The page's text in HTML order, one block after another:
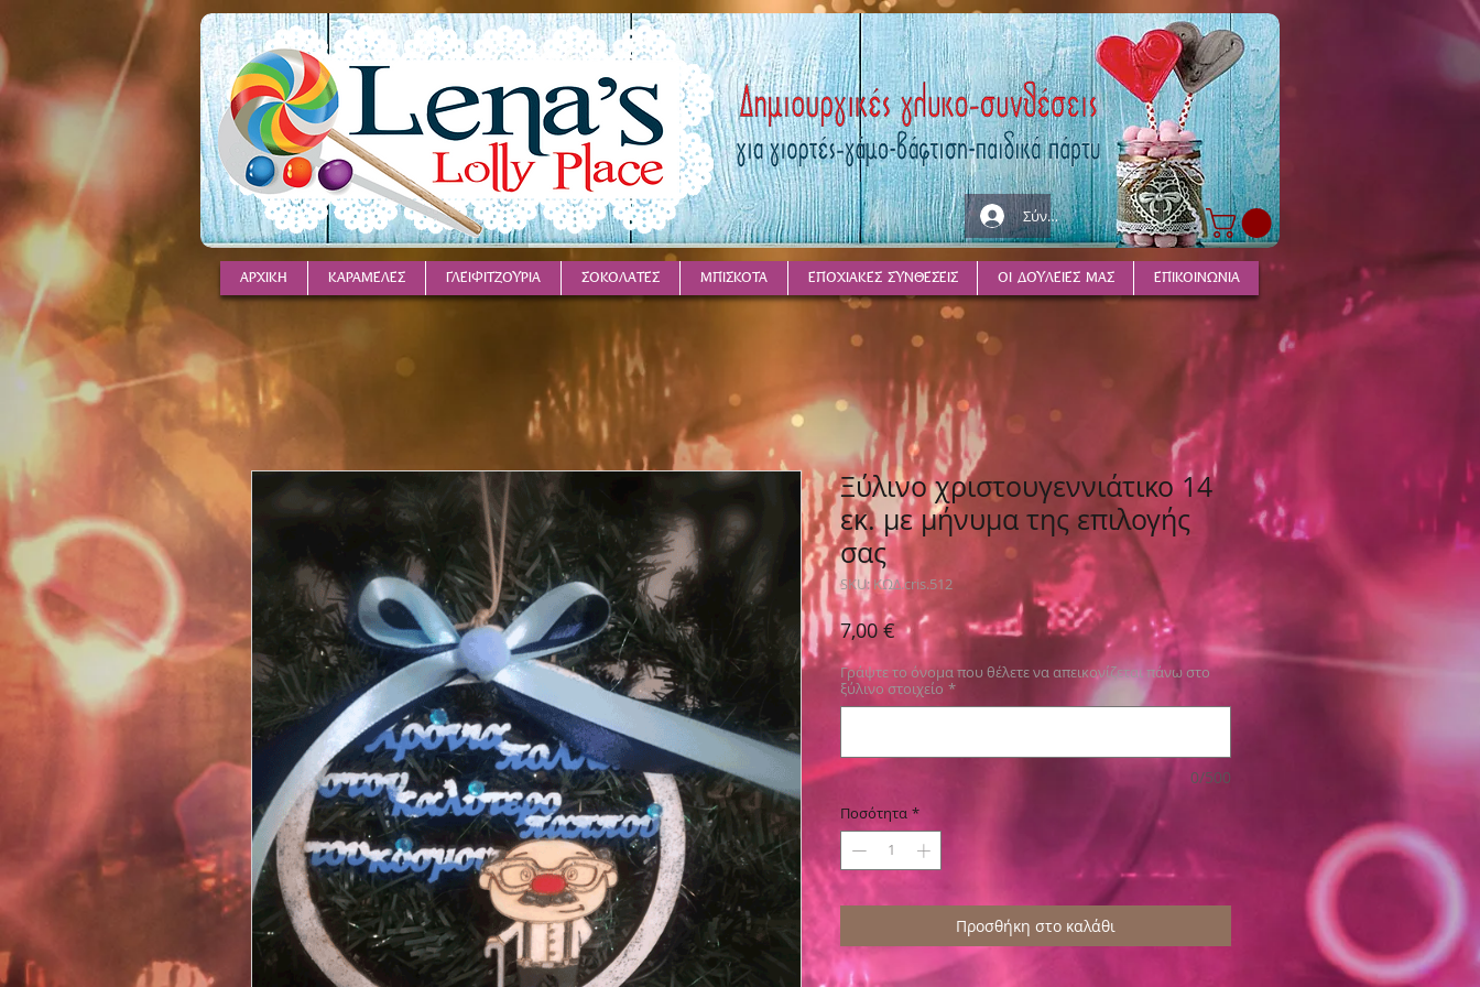
Σύνδεση
ΑΡΧΙΚΗ ΚΑΡΑΜΕΛΕΣ ΓΛΕΙΦΙΤΖΟΥΡΙΑ ΣΟΚΟΛΑΤΕΣ ΜΠΙΣΚΟΤΑ ΕΠΟΧΙΑΚΕΣ ΣΥΝΘΕΣΕΙΣ ΟΙ ΔΟΥΛΕΙΕΣ ΜΑΣ ΕΠΙΚΟΙΝΩΝΙΑ
Ξύλινο χριστουγεννιάτικο 14
εκ. με μήνυμα της επιλογής
σας
SKU: ΚΩΔ.cris.512
7,00 €Τιμή
Γράψτε το όνομα που θέλετε να απεικονίζεται πάνω στο
ξύλινο στοιχείο *
0/500
Ποσότητα *
Προσθήκη στο καλάθι